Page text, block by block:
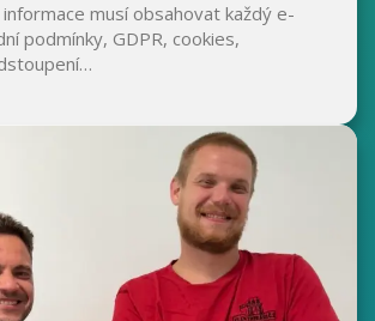
musí obsahovat každý e-
podmínky, GDPR, cookies,